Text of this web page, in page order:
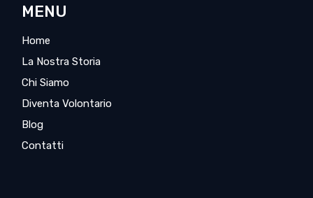
MENU
Home
La Nostra Storia
Chi Siamo
Diventa Volontario
Blog
Contatti